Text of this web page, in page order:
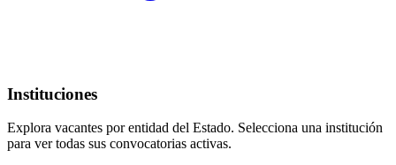
Instituciones
Explora vacantes por entidad del Estado. Selecciona una institución
para ver todas sus convocatorias activas.